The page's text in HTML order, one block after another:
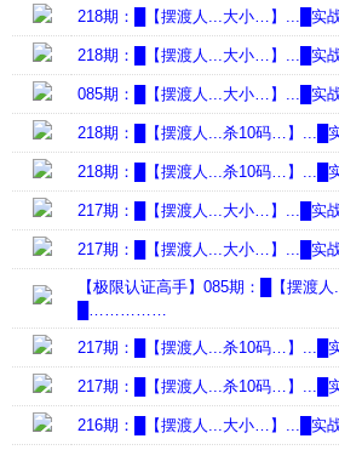
218期：█【摆渡人...大小…】...█
218期：█【摆渡人...大小…】...█
085期：█【摆渡人...大小…】...█
218期：█【摆渡人...杀10码…】
218期：█【摆渡人...杀10码…】
217期：█【摆渡人...大小…】...█
217期：█【摆渡人...大小…】...█
【极限认证高手】085期：█【摆渡
█……………
217期：█【摆渡人...杀10码…】
217期：█【摆渡人...杀10码…】
216期：█【摆渡人...大小…】...█